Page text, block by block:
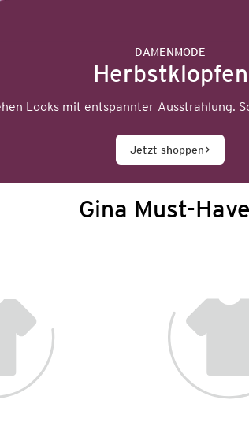
DAMENMODE
Herbstklopfen
Looks mit entspannter Ausstrahlung.
Jetzt shoppen
Gina Must-